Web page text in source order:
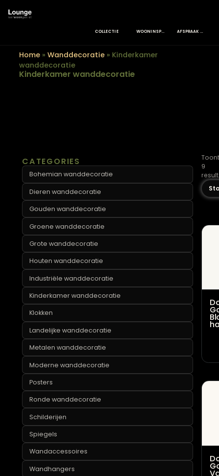
Home »Wanddecoratie»Kinderkamer
wanddecoratie
CATEGORIES
Bohemian wanddecoratie
Dieren wanddecoratie
Groene wanddecoratie
Grote wanddecoratie
Houten wanddecoratie
Industriële wanddecoratie
Kinderkamer wanddecoratie
Klokken
Landelijke wanddecoratie
Metalen wanddecoratie
Moderne wanddecoratie
Posters
Ronde wanddecoratie
Schilderijen